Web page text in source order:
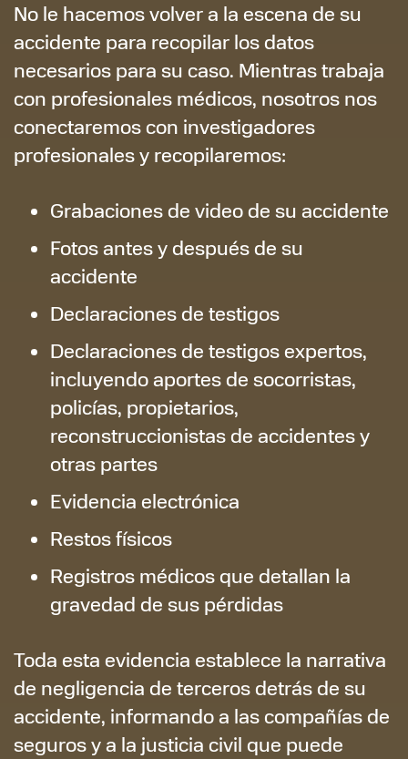
No le hacemos volver a la escena de su
accidente para recopilar los datos
necesarios para su caso. Mientras trabaja
con profesionales médicos, nosotros nos
conectaremos con investigadores
profesionales y recopilaremos:
Grabaciones de video de su accidente
Fotos antes y después de su
accidente
Declaraciones de testigos
Declaraciones de testigos expertos,
incluyendo aportes de socorristas,
policías, propietarios,
reconstruccionistas de accidentes y
otras partes
Evidencia electrónica
Restos físicos
Registros médicos que detallan la
gravedad de sus pérdidas
Toda esta evidencia establece la narrativa
de negligencia de terceros detrás de su
accidente, informando a las compañías de
seguros y a la justicia civil que puede